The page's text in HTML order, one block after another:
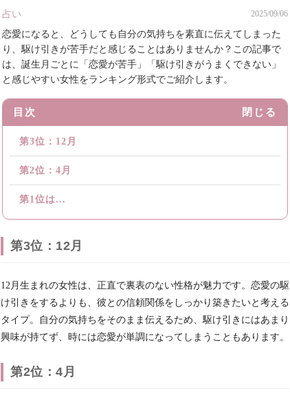
占い 2025/09/06
恋愛になると、どうしても自分の気持ちを素直に伝えてしまった
り、駆け引きが苦手だと感じることはありませんか？この記事で
は、誕生月ごとに「恋愛が苦手」「駆け引きがうまくできない」
と感じやすい女性をランキング形式でご紹介します。
目次 閉じる
第3位：12月
第2位：4月
第1位は...
第3位：12月
12月生まれの女性は、正直で裏表のない性格が魅力です。恋愛の駆
け引きをするよりも、彼との信頼関係をしっかり築きたいと考える
タイプ。自分の気持ちをそのまま伝えるため、駆け引きにはあまり
興味が持てず、時には恋愛が単調になってしまうこともあります。
第2位：4月